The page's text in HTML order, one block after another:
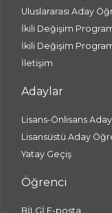
Uluslararası Aday
İkili Değişim
İkili Değişim
İletişim
Adaylar
Lisans-Önlisans
Lisansüstü Aday
Yatay Geçiş
Öğrenci
BİLGİ E-posta